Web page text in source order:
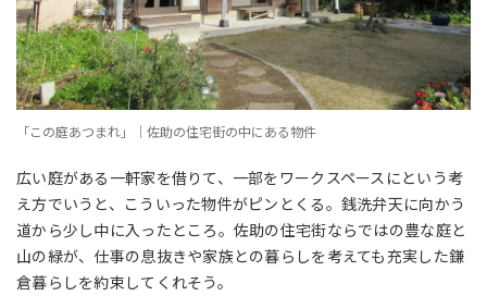
「この庭あつまれ」｜佐助の住宅街の中にある物件
広い庭がある一軒家を借りて、一部をワークスペースにという考
え方でいうと、こういった物件がピンとくる。銭洗弁天に向かう
道から少し中に入ったところ。佐助の住宅街ならではの豊な庭と
山の緑が、仕事の息抜きや家族との暮らしを考えても充実した鎌
倉暮らしを約束してくれそう。